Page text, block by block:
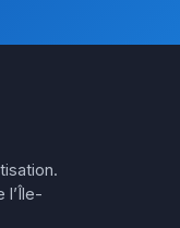
l’Île-